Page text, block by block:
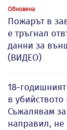
Обновена
Пожарът в
е тръгнал
данни за
(ВИДЕО)
18-
в
Съжалявам
направил,